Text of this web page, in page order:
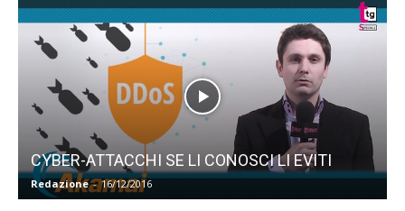
CYBER-ATTACCHI SE LI CONOSCI LI EVITI
Redazione - 16/12/2016